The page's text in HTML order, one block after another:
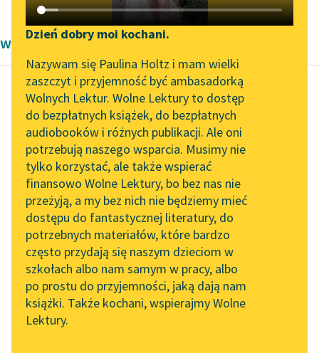
Katalog DAISY
Podkasty o książkach
Zgłoś brak utworu
Aktualności
Zapraszamy na spotkanie
online z tłumaczkami
literatury skandynawskiej
Spotkanie z Katarzyną
Tunkiel w Oslo
Wolne Lektury na 32.
Pol’and’Rock Festivalu
„Kochanek Lady
Chatterley” do słuchania
na Wolnych Lekturach
Nowy audiobook –
„Marzenie o Oriencie”
Narzędzia
Mapa Wolnych Lektur
Leśmianator
Przewodnik dla piszących i
czytających
API
OAI-PMH
Widget Wolnych Lektur
Przypisy
Dzień dobry moi kochani.
Nazywam się Paulina Holtz i mam wielki
zaszczyt i przyjemność być ambasadorką
Wolnych Lektur. Wolne Lektury to dostęp
do bezpłatnych książek, do bezpłatnych
audiobooków i różnych publikacji. Ale oni
potrzebują naszego wsparcia. Musimy nie
tylko korzystać, ale także wspierać
finansowo Wolne Lektury, bo bez nas nie
przeżyją, a my bez nich nie będziemy mieć
dostępu do fantastycznej literatury, do
potrzebnych materiałów, które bardzo
często przydają się naszym dzieciom w
szkołach albo nam samym w pracy, albo
po prostu do przyjemności, jaką dają nam
książki. Także kochani, wspierajmy Wolne
Lektury.
wiersze Ottona zur Linde
Otto zur Linde
Skarga
Biada! o, biada!
Dudnienia młota o
dachy świata,
gdy ramię moje
odskoczy — są
pukaniem w...
Czytaj więcej